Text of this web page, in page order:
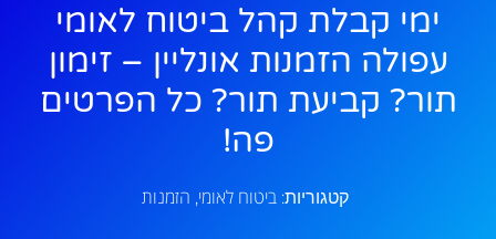
ימי קבלת קהל ביטוח לאומי
עפולה הזמנות אונליין – זימון
תור? קביעת תור? כל הפרטים
פה!
קטגוריות: ביטוח לאומי, הזמנות